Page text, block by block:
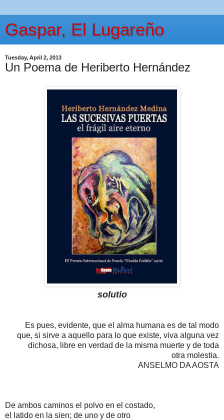
Gaspar, El Lugareño
Tuesday, April 2, 2013
Un Poema de Heriberto Hernández
solutio
Es pues, evidente, que el alma humana es de tal modo
que, si sirve a aquello para lo que existe, viva alguna vez
dichosa, libre en verdad de la misma muerte y de toda
otra molestia.
ANSELMO DA AOSTA
De ambos caminos el polvo en el costado,
el latido en la sien; de uno y de otro